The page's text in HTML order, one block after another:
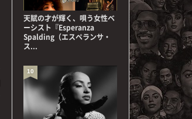
天賦の才が輝く、唄う女性ベ
ーシスト『Esperanza
Spalding（エスペランサ・
ス...
10